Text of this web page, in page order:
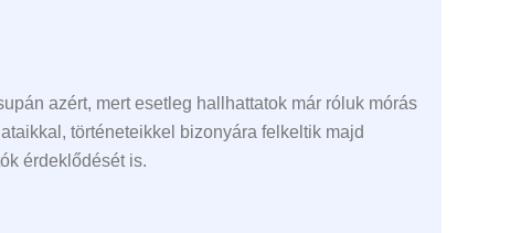
azért, mert esetleg hallhattatok már róluk mórás
történeteikkel bizonyára felkeltik majd
érdeklődését is.